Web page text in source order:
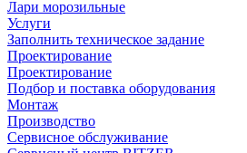
Лари морозильные
Услуги
Заполнить техническое задание
Проектирование
Проектирование
Подбор и поставка оборудования
Монтаж
Производство
Сервисное обслуживание